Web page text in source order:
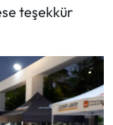
teşekkür